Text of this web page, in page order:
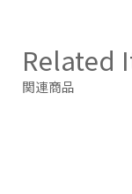
Related
関連商品